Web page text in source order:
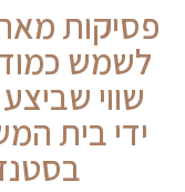
פסיקות
לשמש
שווי
ידי בית